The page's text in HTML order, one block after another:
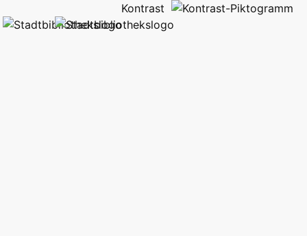
Kontrast